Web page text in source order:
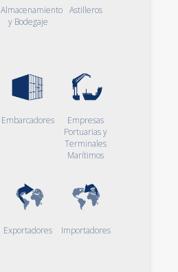
Almacenamiento
y Bodegaje
Astilleros
Embarcadores
Empresas
Portuarias y
Terminales
Marítimos
Exportadores Importadores